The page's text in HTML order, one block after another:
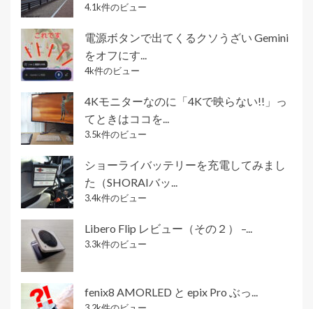
4.1k件のビュー
電源ボタンで出てくるクソうざい Gemini
をオフにす...
4k件のビュー
4Kモニターなのに「4Kで映らない!!」っ
てときはココを...
3.5k件のビュー
ショーライバッテリーを充電してみまし
た（SHORAIバッ...
3.4k件のビュー
Libero Flip レビュー（その２） –...
3.3k件のビュー
fenix8 AMORLED と epix Pro ぶっ...